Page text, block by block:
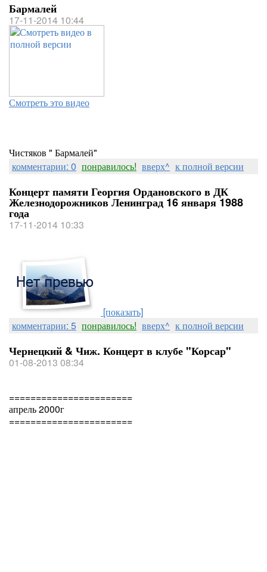
Бармалей
17-11-2014 10:44
Смотреть это видео
Чистяков " Бармалей"
комментарии: 0 понравилось! вверх^ к полной версии
Концерт памяти Георгия Ордановского в ДК
Железнодорожников Ленинград 16 января 1988
года
17-11-2014 10:33
[показать]
комментарии: 5 понравилось! вверх^ к полной версии
Чернецкий & Чиж. Концерт в клубе "Корсар"
01-08-2013 08:34
=======================
апрель 2000г
=======================